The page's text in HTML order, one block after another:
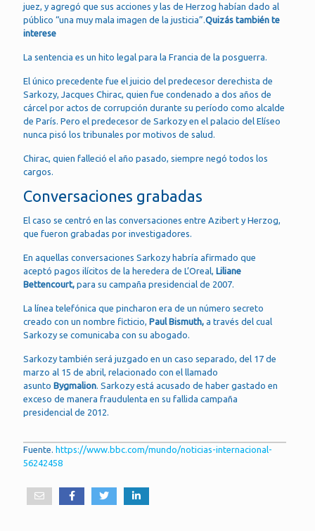
juez, y agregó que sus acciones y las de Herzog habían dado al
público “una muy mala imagen de la justicia”. Quizás también te
interese
La sentencia es un hito legal para la Francia de la posguerra.
El único precedente fue el juicio del predecesor derechista de
Sarkozy, Jacques Chirac, quien fue condenado a dos años de
cárcel por actos de corrupción durante su período como alcalde
de París. Pero el predecesor de Sarkozy en el palacio del Elíseo
nunca pisó los tribunales por motivos de salud.
Chirac, quien falleció el año pasado, siempre negó todos los
cargos.
Conversaciones grabadas
El caso se centró en las conversaciones entre Azibert y Herzog,
que fueron grabadas por investigadores.
En aquellas conversaciones Sarkozy habría afirmado que
aceptó pagos ilícitos de la heredera de L’Oreal, Liliane
Bettencourt, para su campaña presidencial de 2007.
La línea telefónica que pincharon era de un número secreto
creado con un nombre ficticio, Paul Bismuth, a través del cual
Sarkozy se comunicaba con su abogado.
Sarkozy también será juzgado en un caso separado, del 17 de
marzo al 15 de abril, relacionado con el llamado
asunto Bygmalion . Sarkozy está acusado de haber gastado en
exceso de manera fraudulenta en su fallida campaña
presidencial de 2012.
Fuente. https://www.bbc.com/mundo/noticias-internacional-
56242458